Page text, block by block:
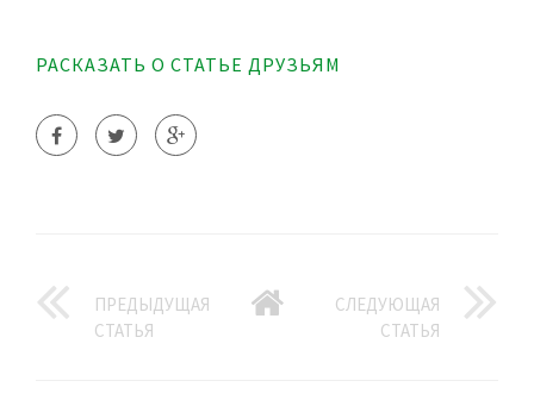
РАСКАЗАТЬ О СТАТЬЕ ДРУЗЬЯМ
ПРЕДЫДУЩАЯ
СТАТЬЯ
СЛЕДУЮЩАЯ
СТАТЬЯ